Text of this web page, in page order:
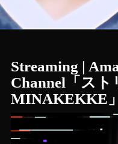
Streaming |
Channel「スト
MINAKEKKE」